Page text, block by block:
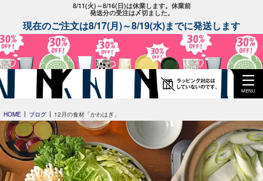
8/11(火)～8/16(日)は休業します。休業前
発送分の受注は〆切ました。
現在のご注文は8/17(月)～8/19(水)までに発送します
MENU
HOME ブログ 12月の食材「かわはぎ」